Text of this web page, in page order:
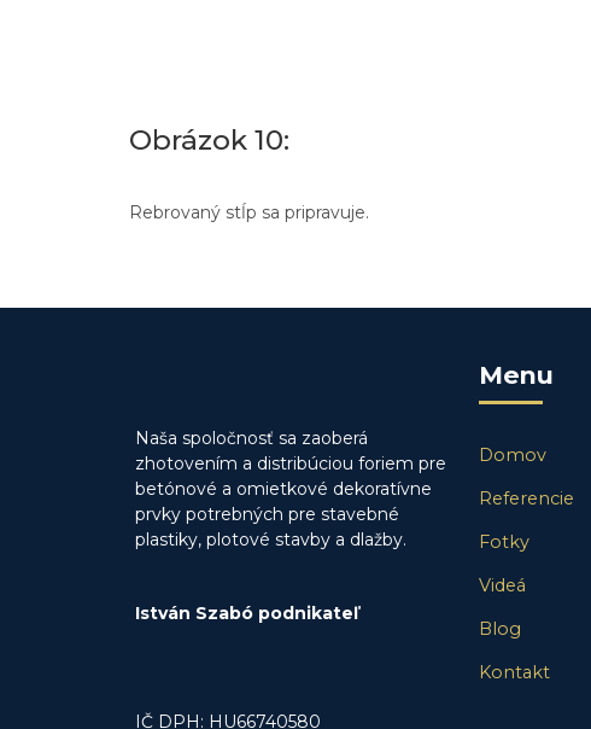
Obrázok 10:
Rebrovaný stĺp sa pripravuje.
Naša spoločnosť sa zaoberá
zhotovením a distribúciou foriem pre
betónové a omietkové dekoratívne
prvky potrebných pre stavebné
plastiky, plotové stavby a dlažby.
István Szabó podnikateľ
IČ DPH: HU66740580
Menu
Domov
Referencie
Fotky
Videá
Blog
Kontakt